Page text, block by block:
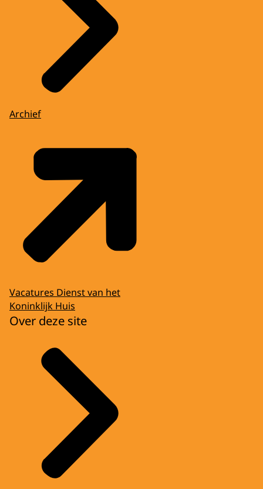
Archief
Vacatures Dienst van het
Koninklijk Huis
Over deze site